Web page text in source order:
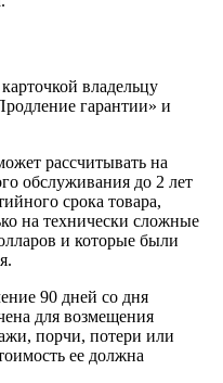
владельцу
гарантии» и
рассчитывать на
обслуживания до 2 лет
срока товара,
на технически сложные
и которые были
90 дней со дня
для возмещения
порчи, потери или
ее должна